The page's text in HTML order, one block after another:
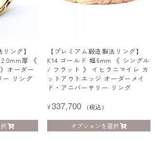
ング】
厚 《
オーダー
ー リング
【プレミアム鍛造製法リング】
K14 ゴールド 幅6mm 《 シングル
/ フラット 》 イヒラニマイレ カ
ットアウトエッジ オーダーメイ
ド・アニバーサリー リング
¥337,700 （税込）
オプションを選択